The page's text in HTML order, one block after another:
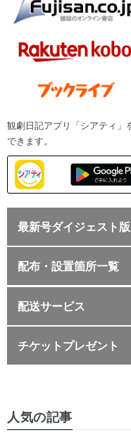
観劇日記アプリ「シアティ」
できます。
最新号ダイジェスト版
配布・設置箇所一覧
配送サービス
チケットプレゼント
人気の記事